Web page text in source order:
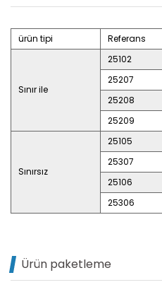
ürün tipi Referans
Sınır ile
25102
25207
25208
25209
Sınırsız
25105
25307
25106
25306
Ürün paketleme